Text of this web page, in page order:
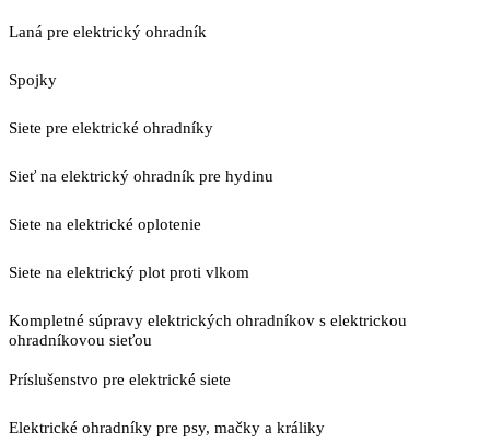
Laná pre elektrický ohradník
Spojky
Siete pre elektrické ohradníky
Sieť na elektrický ohradník pre hydinu
Siete na elektrické oplotenie
Siete na elektrický plot proti vlkom
Kompletné súpravy elektrických ohradníkov s elektrickou
ohradníkovou sieťou
Príslušenstvo pre elektrické siete
Elektrické ohradníky pre psy, mačky a králiky